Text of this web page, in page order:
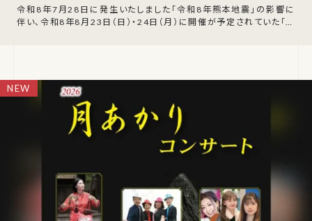
令和8年7月28日に発生いたしました「令和8年熊本地震」の影響に
伴い、令和8年8月23日（日）・24日（月）に開催が予定されていた「令